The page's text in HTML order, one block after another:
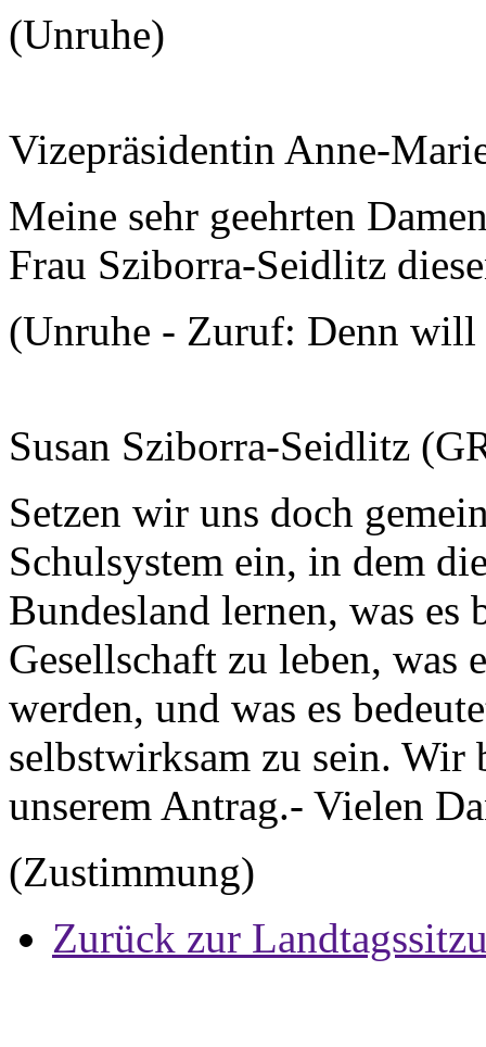
(Unruhe)
Vizepräsidentin Anne-
Meine sehr geehrten
Frau Sziborra-Seidlitz
(Unruhe - Zuruf: Denn will
Susan Sziborra-Seidlitz
Setzen wir uns doch
Schulsystem ein, in dem
Bundesland lernen, was es
Gesellschaft zu leben, was
werden, und was es
selbstwirksam zu sein.
unserem Antrag.- Vielen
(Zustimmung)
Zurück zur